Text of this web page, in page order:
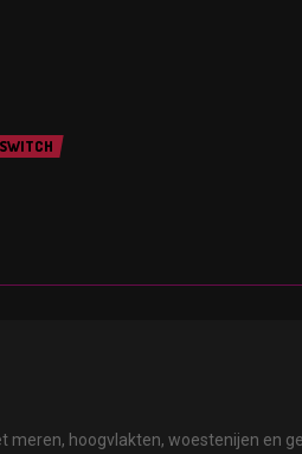
SWITCH
hoogvlakten, woestenijen en